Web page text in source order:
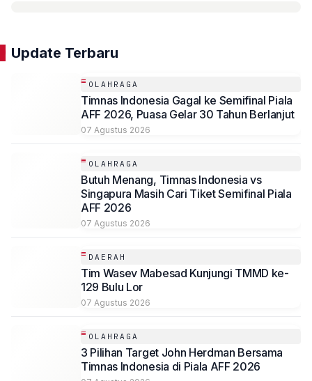
Update Terbaru
OLAHRAGA
Timnas Indonesia Gagal ke Semifinal Piala
AFF 2026, Puasa Gelar 30 Tahun Berlanjut
07 Agustus 2026
OLAHRAGA
Butuh Menang, Timnas Indonesia vs
Singapura Masih Cari Tiket Semifinal Piala
AFF 2026
07 Agustus 2026
DAERAH
Tim Wasev Mabesad Kunjungi TMMD ke-
129 Bulu Lor
07 Agustus 2026
OLAHRAGA
3 Pilihan Target John Herdman Bersama
Timnas Indonesia di Piala AFF 2026